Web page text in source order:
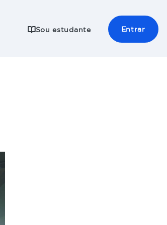
Sou estudante Entrar